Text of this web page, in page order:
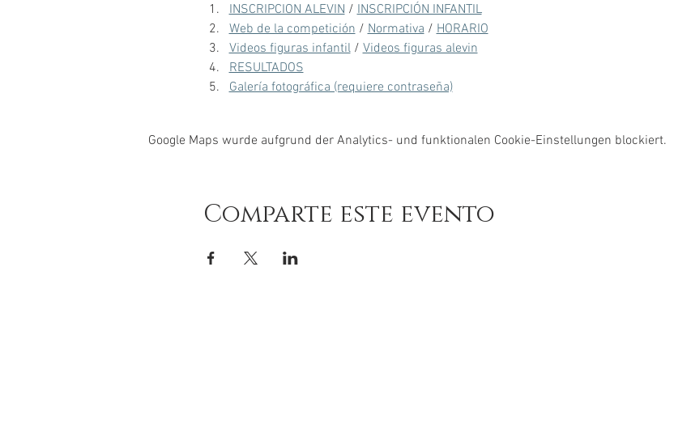
INSCRIPCION ALEVIN / INSCRIPCIÓN INFANTIL
Web de la competición / Normativa / HORARIO
Videos figuras infantil / Videos figuras alevin
RESULTADOS
Galería fotográfica (requiere contraseña)
Google Maps wurde aufgrund der Analytics- und funktionalen Cookie-Einstellungen blockiert.
Comparte este evento